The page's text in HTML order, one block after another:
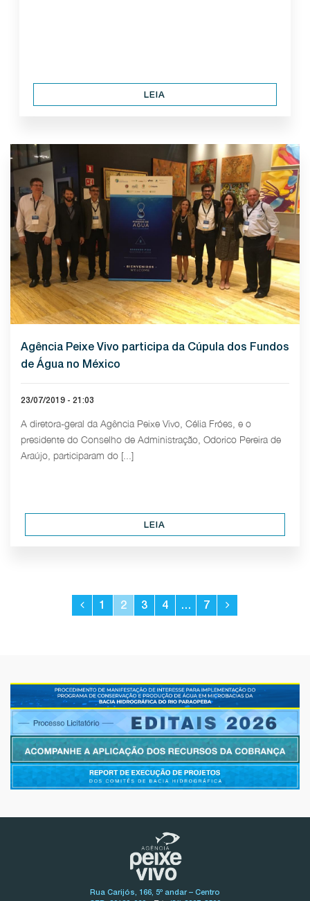
LEIA
Agência Peixe Vivo participa da Cúpula dos Fundos
de Água no México
23/07/2019 - 21:03
A diretora-geral da Agência Peixe Vivo, Célia Fróes, e o
presidente do Conselho de Administração, Odorico Pereira de
Araújo, participaram do [...]
LEIA
1 2 3 4 … 7
Rua Carijós, 166, 5º andar – Centro